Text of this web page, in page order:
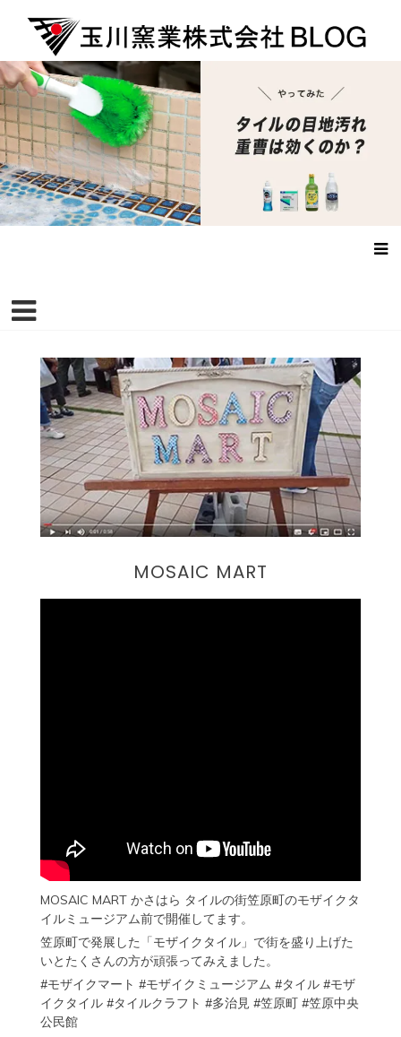
ン
ツ
へ
ス
キ
ッ
プ
玉川窯業ブログ
tamagawa-yougyou Blog
MOSAIC MART
MOSAIC MART かさはら タイルの街笠原町のモザイクタ
イルミュージアム前で開催してます。
笠原町で発展した「モザイクタイル」で街を盛り上げた
いとたくさんの方が頑張ってみえました。
#モザイクマート #モザイクミュージアム #タイル #モザ
イクタイル #タイルクラフト #多治見 #笠原町 #笠原中央
公民館